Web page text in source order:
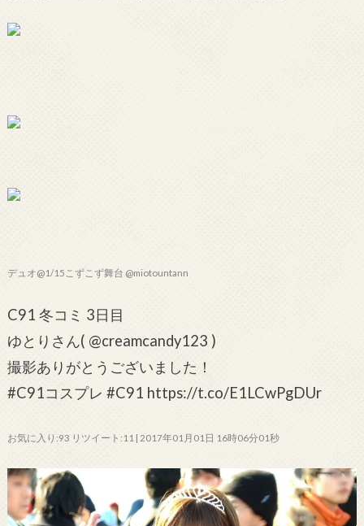
デュオ@1/15こずこず舞台 @miotountann
C91 冬コミ 3日目
ゆとりさん( @creamcandy123 )
撮影ありがとうございました！
#C91コスプレ #C91 https://t.co/E1LCwPgDUr
お気に入り:93 リツイート:11 | 2017年01月01日 16時06分01秒